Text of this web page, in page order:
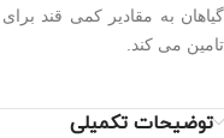
گیاهان به مقادیر کمی قند
تامین می کند.
توضیحات تکمیلی